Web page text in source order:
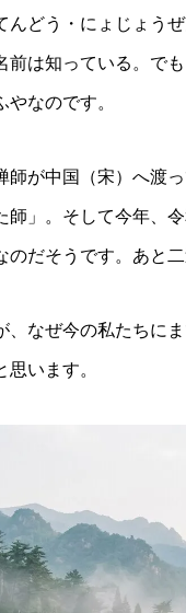
どう・にょじょう
前は知っている。で
なのです。
が中国（宋）へ渡
」。そして今年、
だそうです。あと
、なぜ今の私たちに
います。